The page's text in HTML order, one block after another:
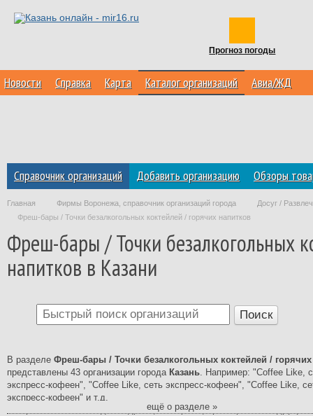
Прогноз погоды
Новости Справка Карта Каталог организаций Авиа/ЖД
Справочник организаций Добавить организацию Обзоры
Главная Фирмы Воронежа, справочник организаций города
Досуг /
Фреш-бары / Точки безалкогольных коктейлей / горячих напитков
Фреш-бары / Точки безалкогольных
напитков в Казани
ещё о разделе »
В разделе Фреш-бары / Точки безалкогольных коктейлей / горячих
представлены 43 организации города Казань. Например: "Coffee Like,
экспресс-кофеен", "Coffee Like, сеть экспресс-кофеен", "Coffee Like,
экспресс-кофеен" и т.д.
В справочнике вы найдете адреса, телефоны, время работы и другую